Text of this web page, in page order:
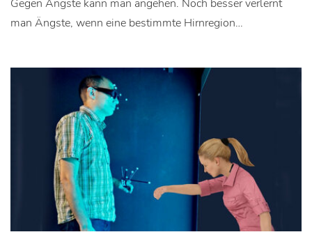
Gegen Ängste kann man angehen. Noch besser verlernt
man Ängste, wenn eine bestimmte Hirnregion…